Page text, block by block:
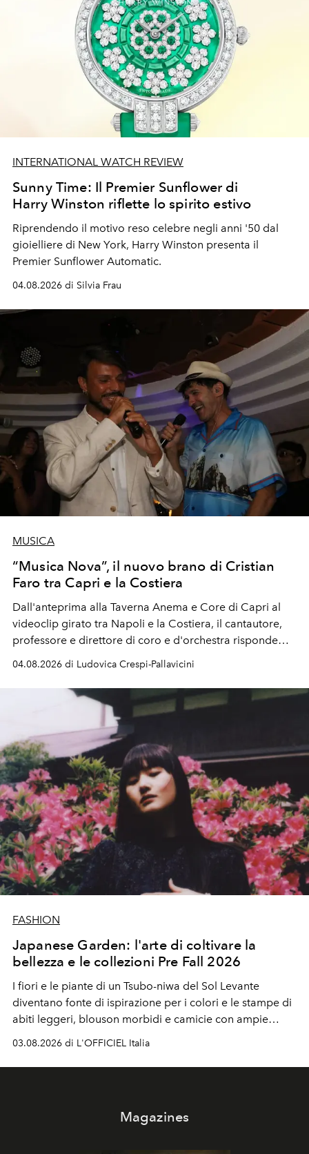
INTERNATIONAL WATCH REVIEW
Sunny Time: Il Premier Sunflower di
Harry Winston riflette lo spirito estivo
Riprendendo il motivo reso celebre negli anni '50 dal
gioielliere di New York, Harry Winston presenta il
Premier Sunflower Automatic.
04.08.2026 di Silvia Frau
MUSICA
“Musica Nova”, il nuovo brano di Cristian
Faro tra Capri e la Costiera
Dall'anteprima alla Taverna Anema e Core di Capri al
videoclip girato tra Napoli e la Costiera, il cantautore,
professore e direttore di coro e d'orchestra risponde
04.08.2026 di Ludovica Crespi-Pallavicini
FASHION
Japanese Garden: l'arte di coltivare la
bellezza e le collezioni Pre Fall 2026
I fiori e le piante di un Tsubo-niwa del Sol Levante
diventano fonte di ispirazione per i colori e le stampe di
abiti leggeri, blouson morbidi e camicie con ampie
03.08.2026 di L'OFFICIEL Italia
Magazines